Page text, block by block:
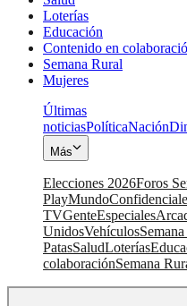
Loterías
Educación
Contenido en
Semana Rural
Mujeres
Últimas
noticiasPolíticaNación
Más
Elecciones 2026Foros
PlayMundo
TVGenteEspeciales
UnidosVehículos
PatasSaludLoterías
colaboraciónSemana